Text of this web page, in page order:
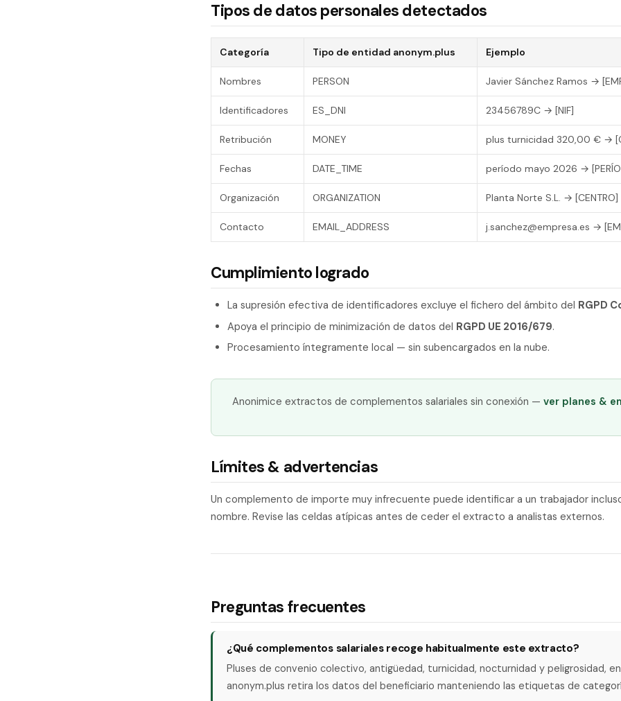
Tipos de datos personales detectados
Categoría Tipo de entidad anonym.plus Ejemplo
Nombres PERSON Javier Sánchez Ramos →
Identificadores ES_DNI 23456789C → [NIF]
Retribución MONEY plus turnicidad 320,00 € →
Fechas DATE_TIME período mayo 2026 →
Organización ORGANIZATION Planta Norte S.L. → [CENTRO]
Contacto EMAIL_ADDRESS j.sanchez@empresa.es →
Cumplimiento logrado
La supresión efectiva de identificadores excluye el fichero del ámbito del RGPD
Apoya el principio de minimización de datos del RGPD UE 2016/679.
Procesamiento íntegramente local — sin subencargados en la nube.
Anonimice extractos de complementos salariales sin conexión — ver planes &
Límites & advertencias
Un complemento de importe muy infrecuente puede identificar a un trabajador
nombre. Revise las celdas atípicas antes de ceder el extracto a analistas externos.
Preguntas frecuentes
¿Qué complementos salariales recoge habitualmente este extracto?
Pluses de convenio colectivo, antigüedad, turnicidad, nocturnidad y peligrosidad,
anonym.plus retira los datos del beneficiario manteniendo las etiquetas de